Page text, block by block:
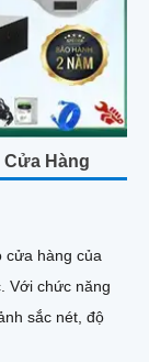
Cửa Hàng
cửa hàng của
sắc nét, độ